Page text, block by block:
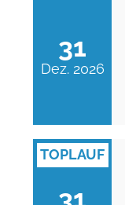
31
Dez. 2026
TOPLAUF
31